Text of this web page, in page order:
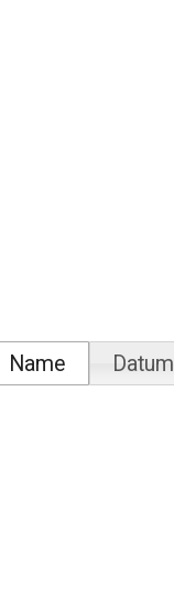
Name Datum